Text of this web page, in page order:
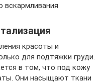
вскармливания
красоты и
для подтяжки груди.
в том, что под кожу
Они насыщают ткани